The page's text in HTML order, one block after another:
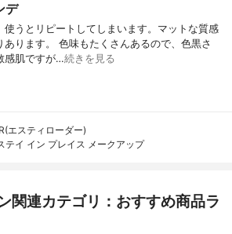
デ
使うとリピートしてしまいます。マットな質感
ります。 色味もたくさんあるので、色黒さ
感肌ですが…続きを見る
エスティローダー)
テイ イン プレイス メークアップ
関連カテゴリ：おすすめ商品ラ